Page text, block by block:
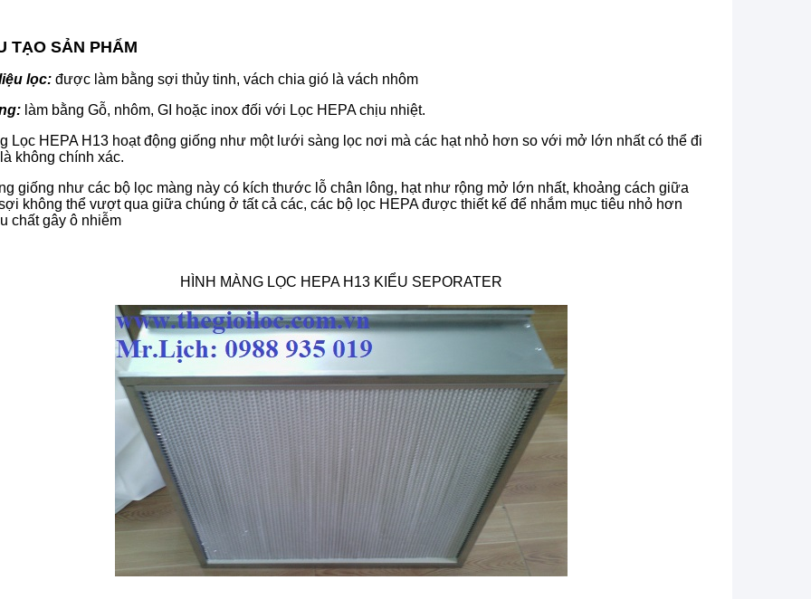
TẠO SẢN PHẨM
lọc: được làm bằng sợi thủy tinh, vách chia gió là vách nhôm
làm bằng Gỗ, nhôm, GI hoặc inox đối với Lọc HEPA chịu nhiệt.
Lọc HEPA H13 hoạt động giống như một lưới sàng lọc nơi mà các hạt nhỏ hơn so với mở lớn nhất có thể đi
không chính xác.
giống như các bộ lọc màng này có kích thước lỗ chân lông, hạt như rộng mở lớn nhất, khoảng cách giữa
không thể vượt qua giữa chúng ở tất cả các, các bộ lọc HEPA được thiết kế để nhắm mục tiêu nhỏ hơn
chất gây ô nhiễm
HÌNH MÀNG LỌC HEPA H13 KIỂU SEPORATER